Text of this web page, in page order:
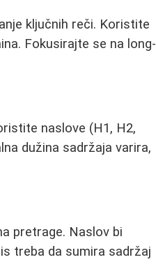
ključnih reči. Koristite
Fokusirajte se na long-
naslove (H1, H2,
dužina sadržaja varira,
pretrage. Naslov bi
treba da sumira sadržaj